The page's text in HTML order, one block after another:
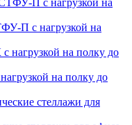
П с нагрузкой на
на полку до